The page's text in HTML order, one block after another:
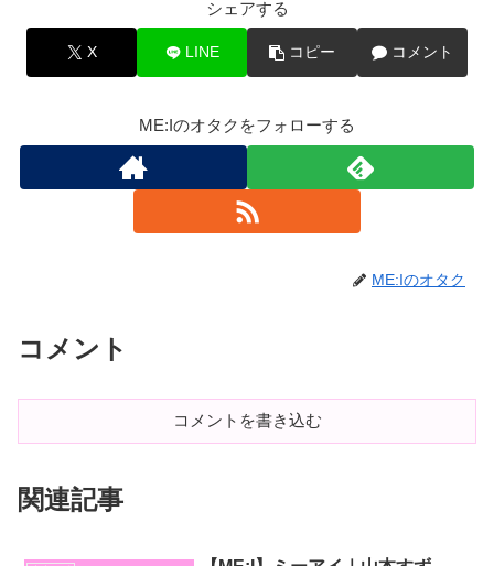
シェアする
X LINE コピー コメント
ME:Iのオタクをフォローする
ME:Iのオタク
コメント
コメントを書き込む
関連記事